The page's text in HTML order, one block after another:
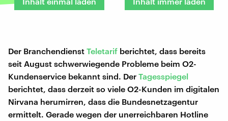
Der Branchendienst Teletarif berichtet, dass bereits
seit August schwerwiegende Probleme beim O2-
Kundenservice bekannt sind. Der Tagesspiegel
berichtet, dass derzeit so viele O2-Kunden im digitalen
Nirvana herumirren, dass die Bundesnetzagentur
ermittelt. Gerade wegen der unerreichbaren Hotline